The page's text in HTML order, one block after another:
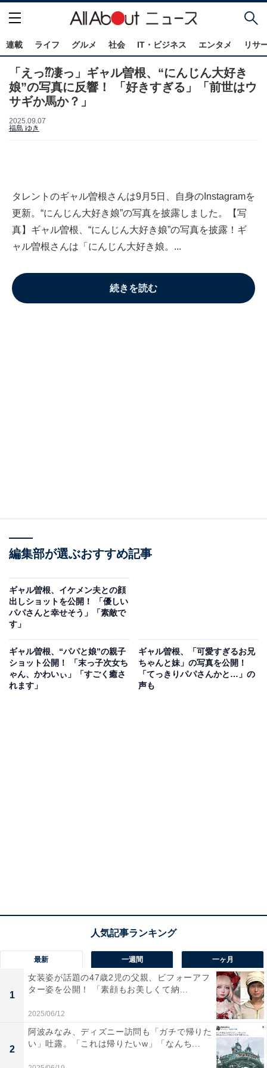
連載 ライフ グルメ 社会 IT・ビジネス エンタメ リサ
「えっ⁇凄っ」ギャル曽根、“にんじん大好き
娘”の写真に反響！ 「好きすぎる」「前世はウ
サギか馬か？」
2025.09.07
福島 ゆき
タレントのギャル曽根さんは9月5日、自身のInstagramを
更新。“にんじん大好き娘”の写真を披露しました。【写
真】ギャル曽根、“にんじん大好き娘”の写真を披露！ギ
ャル曽根さんは「にんじん大好き娘。...
続きを読む
編集部が選ぶおすすめ記事
ギャル曽根、イケメン夫との顔
出しショットを公開！ 「優しい
パパさんと幸せそう」「素敵で
す」
ギャル曽根、“パパと娘”の親子
ショット公開！ 「末っ子次女ち
ゃん、かわいぃ」「すごく癒さ
れます」
ギャル曽根、「可愛すぎるお兄
ちゃんと妹」の写真を公開！
「てっきりパパさんかと…」の
声も
最新 一週間 一ヶ月
1
女装姿が話題の47歳2児の父親、ビフォーアフ
ター姿を公開！ 「素顔もお美しくて納...
2025/06/12
2
阿波みなみ、ディズニー訪問も「ガチで帰りた
い」吐露。「これは帰りたいw」「なんち...